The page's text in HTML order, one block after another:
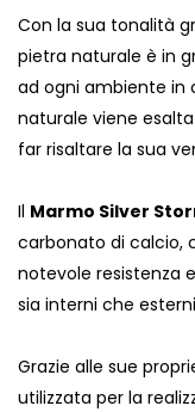
Con la sua tonalità
pietra naturale è in
ad ogni ambiente in
naturale viene
far risaltare la sua
Il Marmo Silver
carbonato di calcio,
notevole resistenza
sia interni che
Grazie alle sue
utilizzata per la